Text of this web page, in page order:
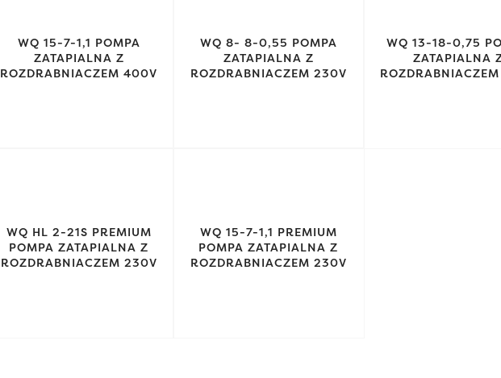
WQ 15-7-1,1 POMPA
ZATAPIALNA Z
ROZDRABNIACZEM 400V
WQ 8- 8-0,55 POMPA
ZATAPIALNA Z
ROZDRABNIACZEM 230V
WQ 13-18-0,75
ZATAPIALNA
WQ HL 2-21S PREMIUM
POMPA ZATAPIALNA Z
ROZDRABNIACZEM 230V
WQ 15-7-1,1 PREMIUM
POMPA ZATAPIALNA Z
ROZDRABNIACZEM 230V